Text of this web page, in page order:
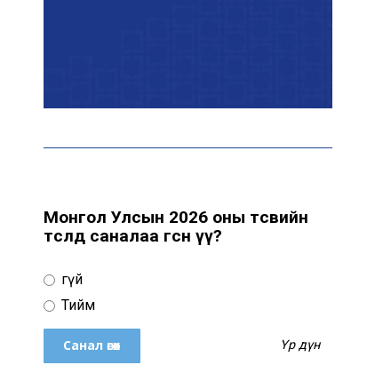
Ховд аймагт сураггүй алга
Монгол Улсын 2026 оны төсвийн
төсөлд саналаа өгсөн үү?
Үгүй
Тийм
Үр дүн